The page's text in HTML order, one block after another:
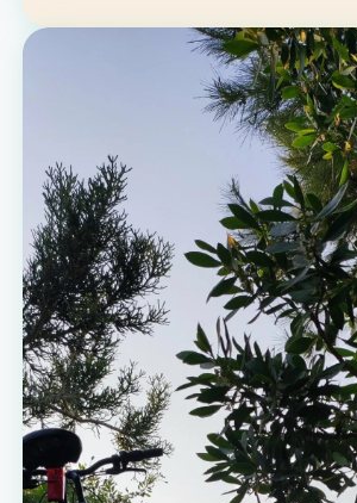
Hammamet. Durée : environ 1 h à 1 h 30
Niveau : intermédiaire Groupe
participants Tarif : 50 …